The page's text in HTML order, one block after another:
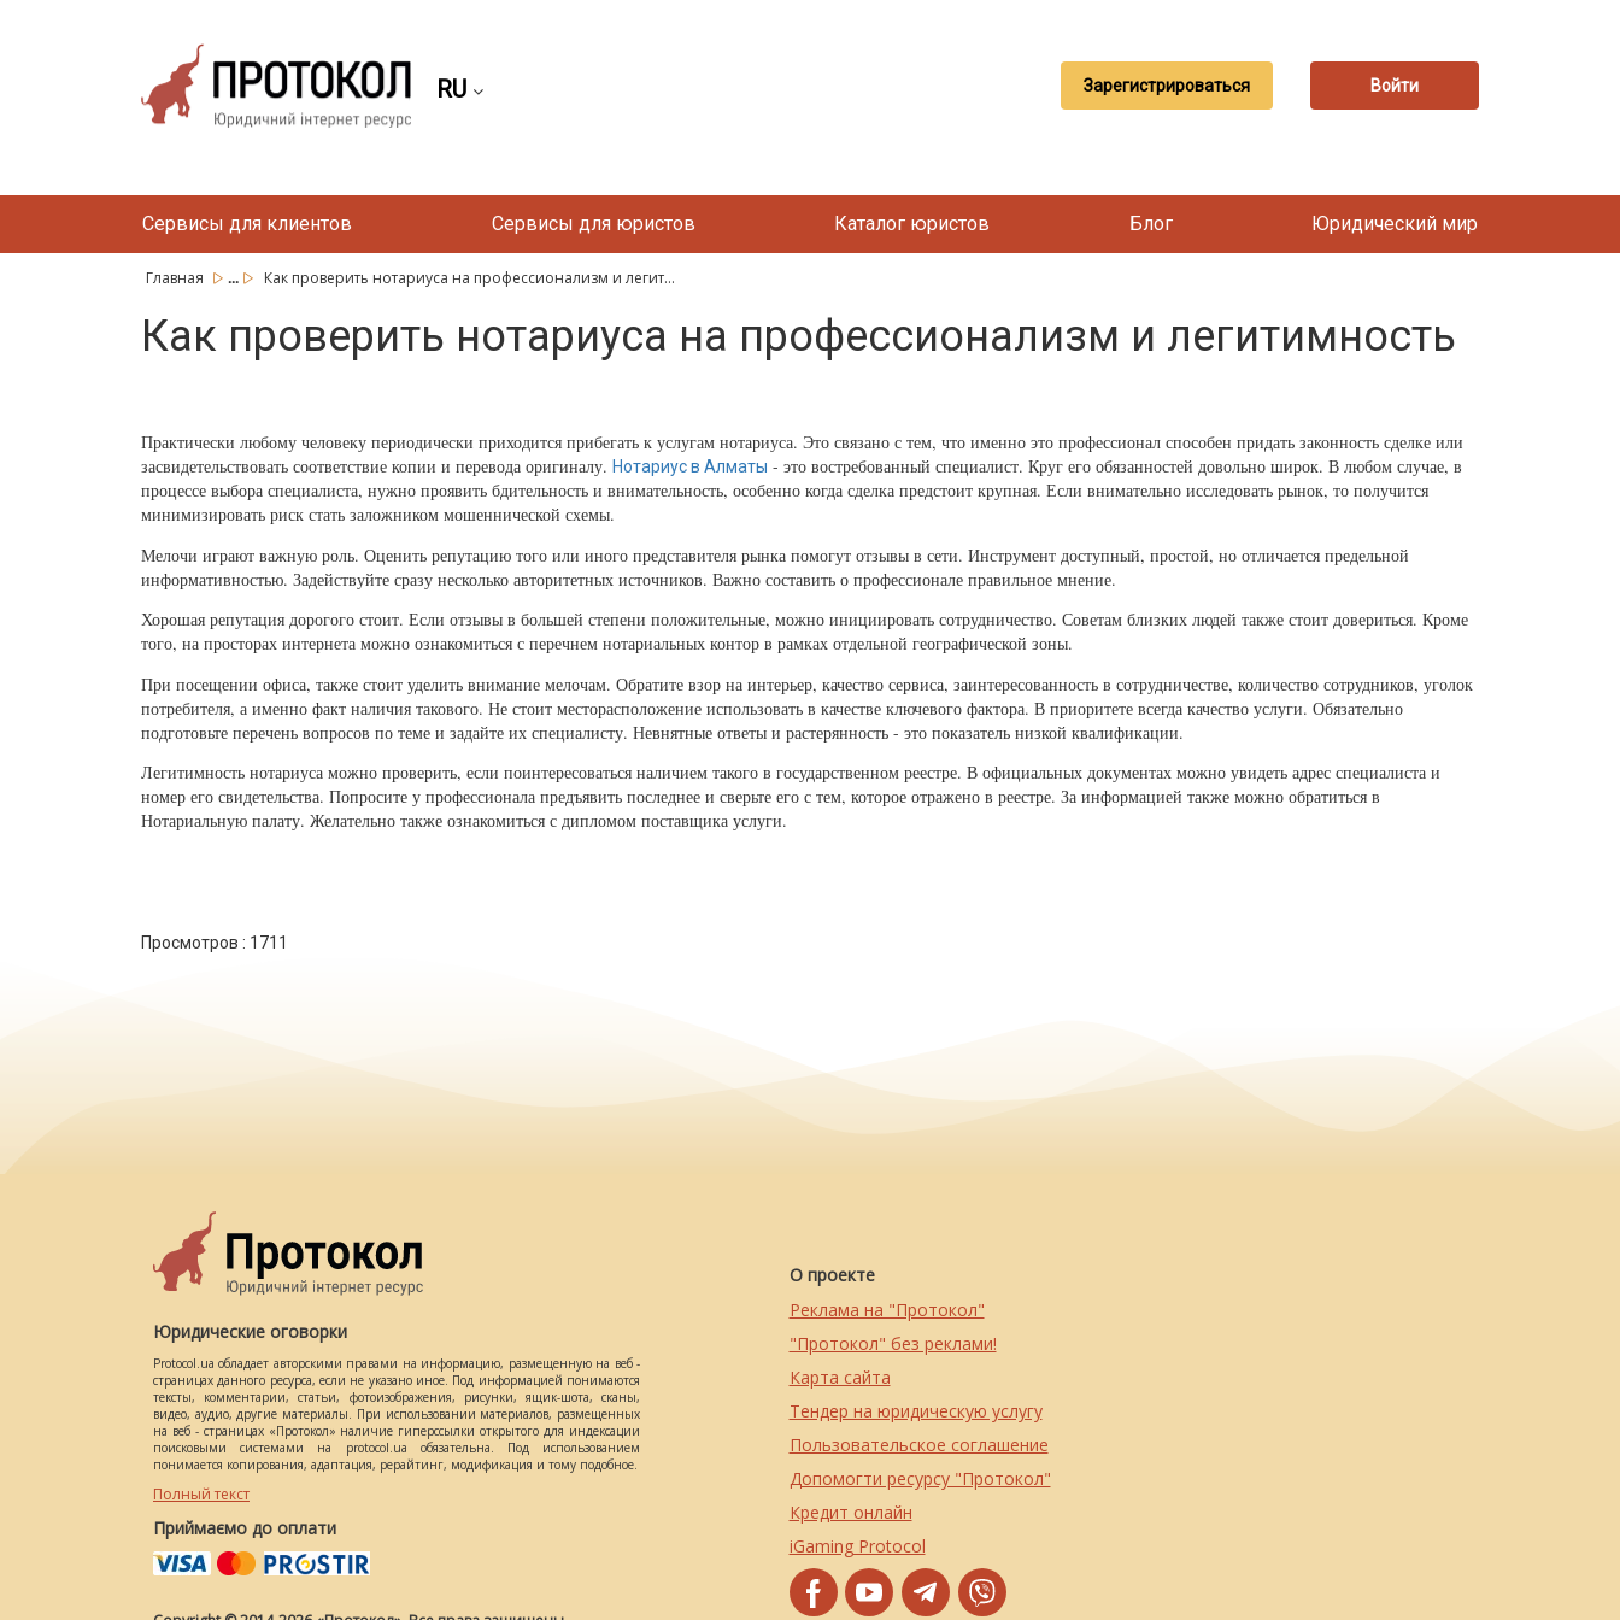
RU Зарегистрироваться Войти
Сервисы для клиентов Сервисы для юристов Каталог юристов Блог Юридический мир
Главная ... Как проверить нотариуса на профессионализм и легит...
Как проверить нотариуса на профессионализм и легитимность
Практически любому человеку периодически приходится прибегать к услугам нотариуса. Это связано с тем, что именно это профессионал способен придать законность сделке или
засвидетельствовать соответствие копии и перевода оригиналу. Нотариус в Алматы - это востребованный специалист. Круг его обязанностей довольно широк. В любом случае, в
процессе выбора специалиста, нужно проявить бдительность и внимательность, особенно когда сделка предстоит крупная. Если внимательно исследовать рынок, то получится
минимизировать риск стать заложником мошеннической схемы.
Мелочи играют важную роль. Оценить репутацию того или иного представителя рынка помогут отзывы в сети. Инструмент доступный, простой, но отличается предельной
информативностью. Задействуйте сразу несколько авторитетных источников. Важно составить о профессионале правильное мнение.
Хорошая репутация дорогого стоит. Если отзывы в большей степени положительные, можно инициировать сотрудничество. Советам близких людей также стоит довериться. Кроме
того, на просторах интернета можно ознакомиться с перечнем нотариальных контор в рамках отдельной географической зоны.
При посещении офиса, также стоит уделить внимание мелочам. Обратите взор на интерьер, качество сервиса, заинтересованность в сотрудничестве, количество сотрудников, уголок
потребителя, а именно факт наличия такового. Не стоит месторасположение использовать в качестве ключевого фактора. В приоритете всегда качество услуги. Обязательно
подготовьте перечень вопросов по теме и задайте их специалисту. Невнятные ответы и растерянность - это показатель низкой квалификации.
Легитимность нотариуса можно проверить, если поинтересоваться наличием такого в государственном реестре. В официальных документах можно увидеть адрес специалиста и
номер его свидетельства. Попросите у профессионала предъявить последнее и сверьте его с тем, которое отражено в реестре. За информацией также можно обратиться в
Нотариальную палату. Желательно также ознакомиться с дипломом поставщика услуги.
Просмотров : 1711
Юридические оговорки
Protocol.ua обладает авторскими правами на информацию, размещенную на веб -
страницах данного ресурса, если не указано иное. Под информацией понимаются
тексты, комментарии, статьи, фотоизображения, рисунки, ящик-шота, сканы,
видео, аудио, другие материалы. При использовании материалов, размещенных
на веб - страницах «Протокол» наличие гиперссылки открытого для индексации
поисковыми системами на protocol.ua обязательна. Под использованием
понимается копирования, адаптация, рерайтинг, модификация и тому подобное.
Полный текст
Приймаємо до оплати
О проекте
Реклама на "Протокол"
"Протокол" без реклами!
Карта сайта
Тендер на юридическую услугу
Пользовательское соглашение
Допомогти ресурсу "Протокол"
Кредит онлайн
iGaming Protocol